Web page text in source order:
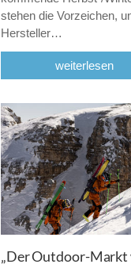
stehen die Vorzeichen,
Hersteller…
weiterlesen
„Der Outdoor-Markt